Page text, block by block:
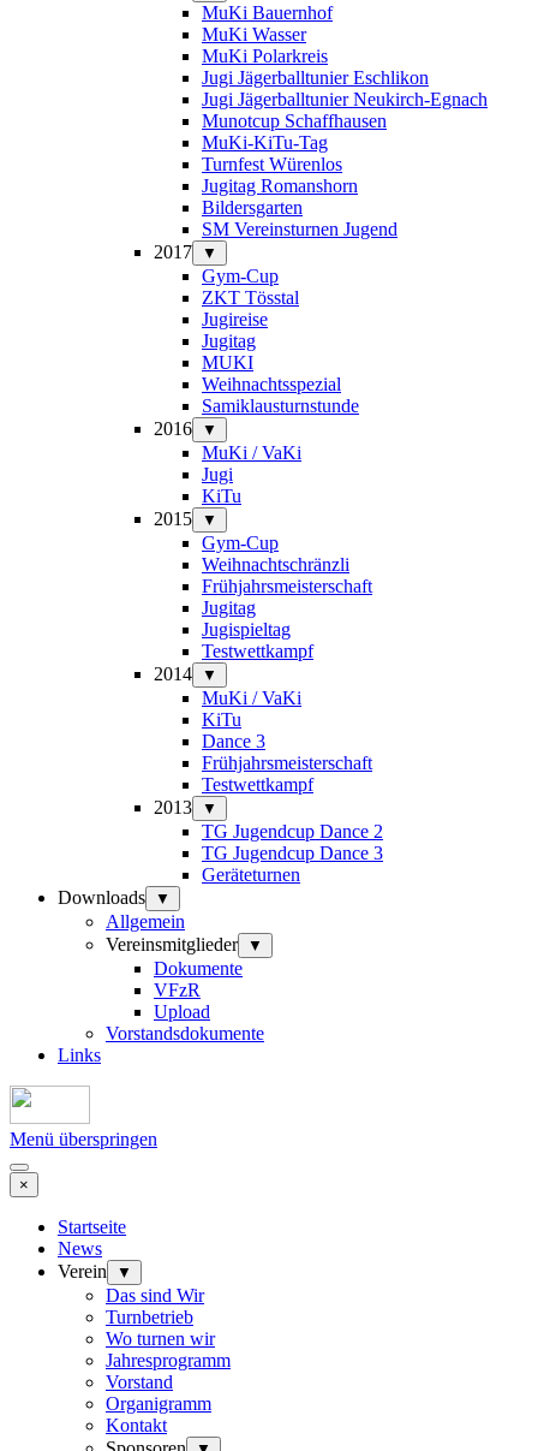
MuKi Bauernhof
MuKi Wasser
MuKi Polarkreis
Jugi Jägerballtunier Eschlikon
Jugi Jägerballtunier Neukirch-Egnach
Munotcup Schaffhausen
MuKi-KiTu-Tag
Turnfest Würenlos
Jugitag Romanshorn
Bildersgarten
SM Vereinsturnen Jugend
2017
▼
Gym-Cup
ZKT Tösstal
Jugireise
Jugitag
MUKI
Weihnachtsspezial
Samiklausturnstunde
2016
▼
MuKi / VaKi
Jugi
KiTu
2015
▼
Gym-Cup
Weihnachtschränzli
Frühjahrsmeisterschaft
Jugitag
Jugispieltag
Testwettkampf
2014
▼
MuKi / VaKi
KiTu
Dance 3
Frühjahrsmeisterschaft
Testwettkampf
2013
▼
TG Jugendcup Dance 2
TG Jugendcup Dance 3
Geräteturnen
Downloads
▼
Allgemein
Vereinsmitglieder
▼
Dokumente
VFzR
Upload
Vorstandsdokumente
Links
Menü überspringen
×
Startseite
News
Verein
▼
Das sind Wir
Turnbetrieb
Wo turnen wir
Jahresprogramm
Vorstand
Organigramm
Kontakt